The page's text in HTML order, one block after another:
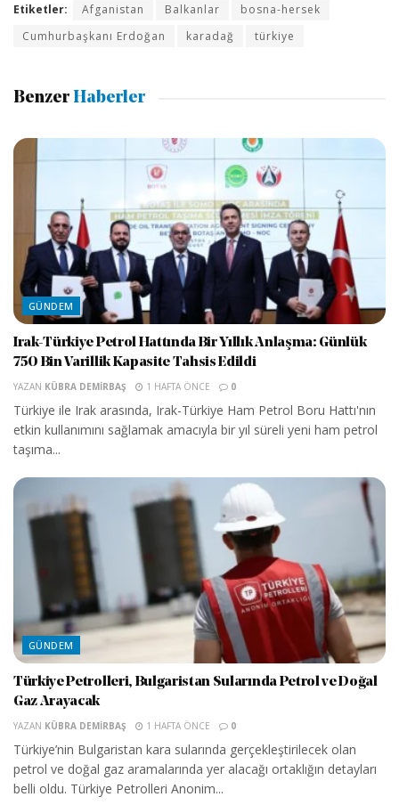
Etiketler: Afganistan Balkanlar
bosna-hersek
Cumhurbaşkanı Erdoğan
karadağ türkiye
Benzer Haberler
GÜNDEM
Irak-Türkiye Petrol Hattında Bir Yıllık Anlaşma: Günlük
750 Bin Varillik Kapasite Tahsis Edildi
YAZAN KÜBRA DEMIRBAŞ 1 HAFTA ÖNCE 0
Türkiye ile Irak arasında, Irak-Türkiye Ham Petrol Boru Hattı'nın
etkin kullanımını sağlamak amacıyla bir yıl süreli yeni ham petrol
taşıma...
GÜNDEM
Türkiye Petrolleri, Bulgaristan Sularında Petrol ve Doğal
Gaz Arayacak
YAZAN KÜBRA DEMIRBAŞ 1 HAFTA ÖNCE 0
Türkiye’nin Bulgaristan kara sularında gerçekleştirilecek olan
petrol ve doğal gaz aramalarında yer alacağı ortaklığın detayları
belli oldu. Türkiye Petrolleri Anonim...